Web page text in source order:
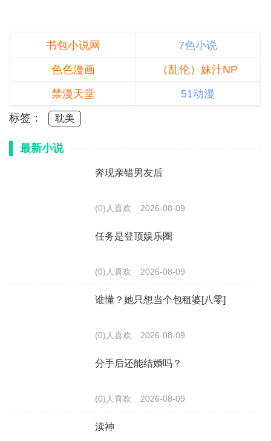
书包小说网
7色小说
色色漫画
（乱伦）妹汁NP
禁漫天堂
51动漫
标签：
耽美
最新小说
奔现亲错男友后
(0)人喜欢 2026-08-09
任务是登顶娱乐圈
(0)人喜欢 2026-08-09
谁懂？她只想当个包租婆[八零]
(0)人喜欢 2026-08-09
分手后还能结婚吗？
(0)人喜欢 2026-08-09
渎神